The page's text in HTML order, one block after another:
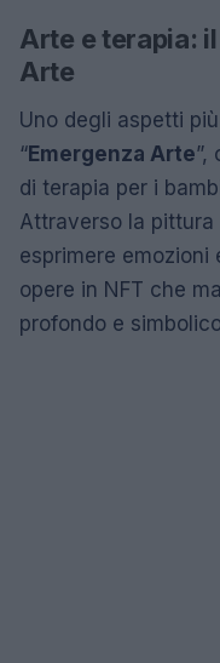
Arte e terapia:
Arte
Uno degli aspetti
“Emergenza Arte”,
di terapia per i
Attraverso la pittura
esprimere emozioni
opere in NFT che
profondo e